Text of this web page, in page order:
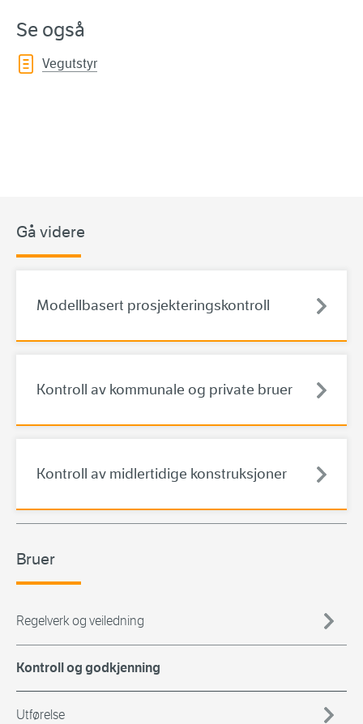
Se også
Vegutstyr
Gå videre
Modellbasert prosjekteringskontroll
Kontroll av kommunale og private bruer
Kontroll av midlertidige konstruksjoner
Bruer
Regelverk og veiledning
Kontroll og godkjenning
Utførelse